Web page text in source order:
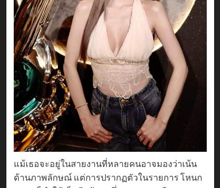
แม้เธอจะอยู่ในสายงานที่หลายคนอาจมองว่าเน้น
ด้านภาพลักษณ์ แต่การปรากฏตัวในรายการ โหนก